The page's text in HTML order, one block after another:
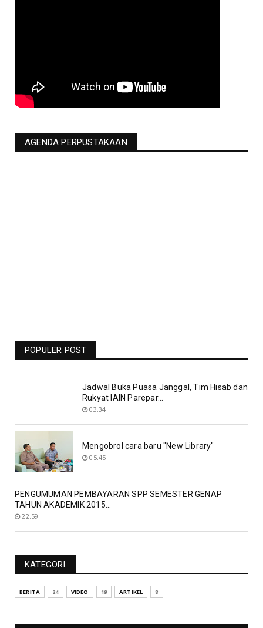
AGENDA PERPUSTAKAAN
POPULER POST
Bolasport.com
Jadwal Buka Puasa Janggal, Tim Hisab dan
Rukyat IAIN Parepar...
03.34
Mengobrol cara baru "New Library"
05.45
PENGUMUMAN PEMBAYARAN SPP SEMESTER GENAP
TAHUN AKADEMIK 2015...
22.59
KATEGORI
BERITA 24 VIDEO 19 ARTIKEL 8